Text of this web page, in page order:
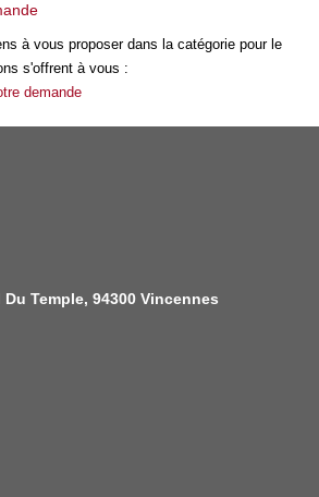
Qui Sommes Nous
Notre Équipe
Nous Rejoindre
à vous proposer dans la catégorie pour le
s'offrent à vous :
demande
Temple, 94300 Vincennes